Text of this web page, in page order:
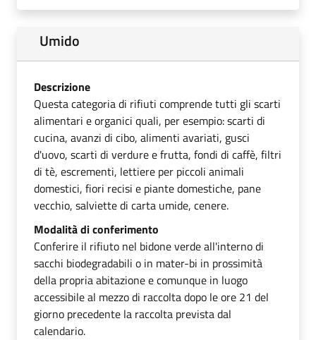
Umido
Descrizione
Questa categoria di rifiuti comprende tutti gli scarti
alimentari e organici quali, per esempio: scarti di
cucina, avanzi di cibo, alimenti avariati, gusci
d'uovo, scarti di verdure e frutta, fondi di caffè, filtri
di tè, escrementi, lettiere per piccoli animali
domestici, fiori recisi e piante domestiche, pane
vecchio, salviette di carta umide, cenere.
Modalità di conferimento
Conferire il rifiuto nel bidone verde all'interno di
sacchi biodegradabili o in mater-bi in prossimità
della propria abitazione e comunque in luogo
accessibile al mezzo di raccolta dopo le ore 21 del
giorno precedente la raccolta prevista dal
calendario.